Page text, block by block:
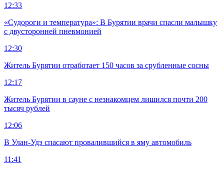
12:33
«Судороги и температура»: В Бурятии врачи спасли малышку
с двусторонней пневмонией
12:30
Житель Бурятии отработает 150 часов за срубленные сосны
12:17
Житель Бурятии в сауне с незнакомцем лишился почти 200
тысяч рублей
12:06
В Улан-Удэ спасают провалившийся в яму автомобиль
11:41